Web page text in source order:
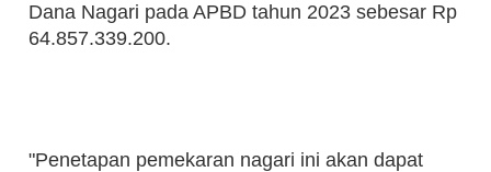
Dana Nagari pada APBD tahun 2023 sebesar Rp
64.857.339.200.
"Penetapan pemekaran nagari ini akan dapat